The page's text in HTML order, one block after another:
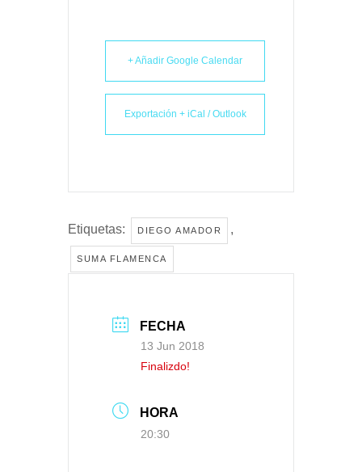
+ Añadir Google Calendar
Exportación + iCal / Outlook
Etiquetas: DIEGO AMADOR ,
SUMA FLAMENCA
FECHA
13 Jun 2018
Finalizdo!
HORA
20:30